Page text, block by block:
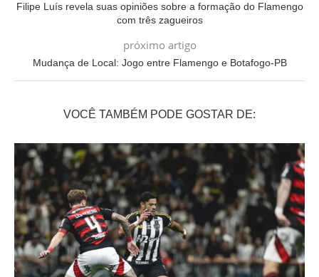
Filipe Luís revela suas opiniões sobre a formação do Flamengo
com três zagueiros
próximo artigo
Mudança de Local: Jogo entre Flamengo e Botafogo-PB
VOCÊ TAMBÉM PODE GOSTAR DE: